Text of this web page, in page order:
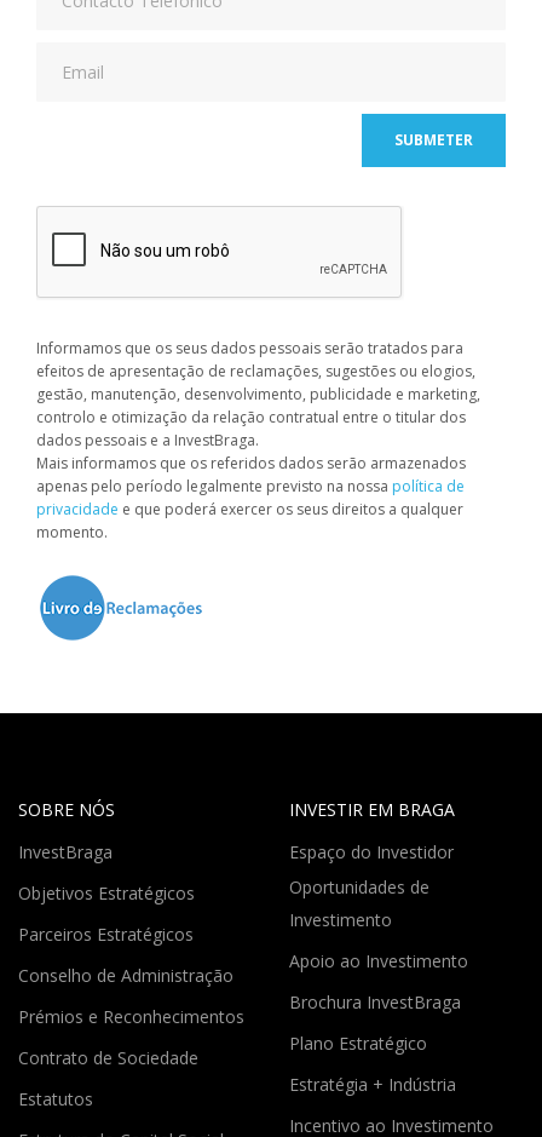
SUBMETER
Informamos que os seus dados pessoais serão tratados para
efeitos de apresentação de reclamações, sugestões ou elogios,
gestão, manutenção, desenvolvimento, publicidade e marketing,
controlo e otimização da relação contratual entre o titular dos
dados pessoais e a InvestBraga.
Mais informamos que os referidos dados serão armazenados
apenas pelo período legalmente previsto na nossa política de
privacidade e que poderá exercer os seus direitos a qualquer
momento.
SOBRE NÓS
InvestBraga
Objetivos Estratégicos
Parceiros Estratégicos
Conselho de Administração
Prémios e Reconhecimentos
Contrato de Sociedade
Estatutos
INVESTIR EM BRAGA
Espaço do Investidor
Oportunidades de
Investimento
Apoio ao Investimento
Brochura InvestBraga
Plano Estratégico
Estratégia + Indústria
Incentivo ao Investimento